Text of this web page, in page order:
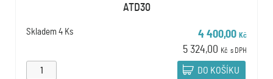
ATD30
Skladem 4 Ks 4 400,00 Kč
5 324,00 Kč s DPH
DO KOŠÍKU